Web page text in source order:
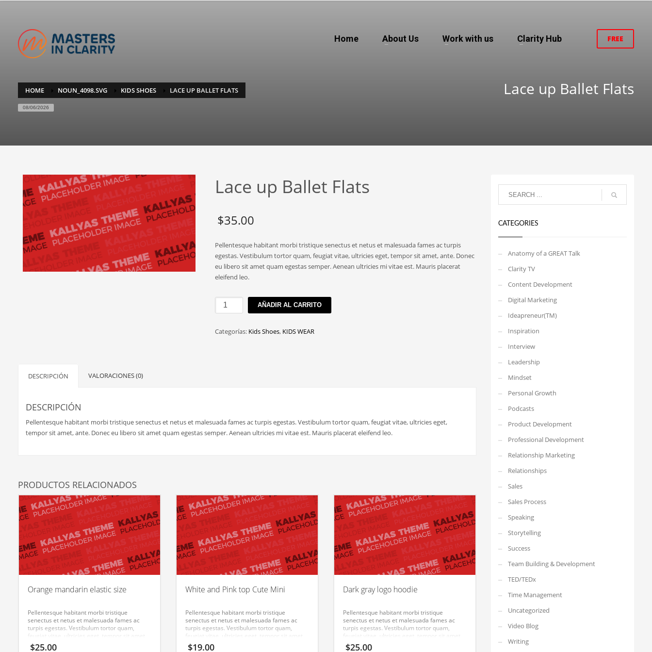
Home About Us Work with us Clarity Hub FREE
HOME NOUN_4098.SVG KIDS SHOES LACE UP BALLET FLATS
08/06/2026
Lace up Ballet Flats
Lace up Ballet Flats
$35.00
Pellentesque habitant morbi tristique senectus et netus et malesuada fames ac turpis
egestas. Vestibulum tortor quam, feugiat vitae, ultricies eget, tempor sit amet, ante. Donec
eu libero sit amet quam egestas semper. Aenean ultricies mi vitae est. Mauris placerat
eleifend leo.
Lace
up
Flats
AÑADIR AL CARRITO
Categorías: Kids Shoes, KIDS WEAR
DESCRIPCIÓN VALORACIONES (0)
DESCRIPCIÓN
Pellentesque habitant morbi tristique senectus et netus et malesuada fames ac turpis egestas. Vestibulum tortor quam, feugiat vitae, ultricies eget,
tempor sit amet, ante. Donec eu libero sit amet quam egestas semper. Aenean ultricies mi vitae est. Mauris placerat eleifend leo.
PRODUCTOS RELACIONADOS
Orange mandarin elastic size
Pellentesque habitant morbi tristique
senectus et netus et malesuada fames ac
turpis egestas. Vestibulum tortor quam,
feugiat vitae, ultricies eget, tempor sit amet,
ante. Donec eu libero sit amet quam egestas
$25.00
White and Pink top Cute Mini
Pellentesque habitant morbi tristique
senectus et netus et malesuada fames ac
turpis egestas. Vestibulum tortor quam,
feugiat vitae, ultricies eget, tempor sit amet,
ante. Donec eu libero sit amet quam egestas
$19.00
Dark gray logo hoodie
Pellentesque habitant morbi tristique
senectus et netus et malesuada fames ac
turpis egestas. Vestibulum tortor quam,
feugiat vitae, ultricies eget, tempor sit amet,
ante. Donec eu libero sit amet quam egestas
$25.00
CATEGORIES
Anatomy of a GREAT Talk
Clarity TV
Content Development
Digital Marketing
Ideapreneur(TM)
Inspiration
Interview
Leadership
Mindset
Personal Growth
Podcasts
Product Development
Professional Development
Relationship Marketing
Relationships
Sales
Sales Process
Speaking
Storytelling
Success
Team Building & Development
TED/TEDx
Time Management
Uncategorized
Video Blog
Writing